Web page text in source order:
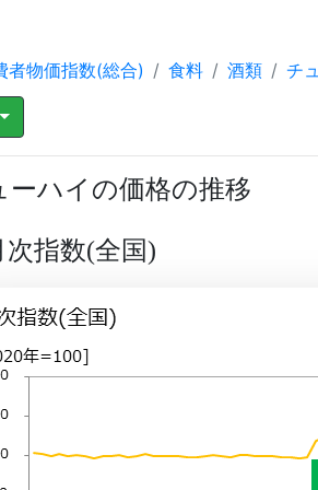
者物価指数(総合) 食料 酒類 チ
ーハイの価格の推移
次指数(全国)